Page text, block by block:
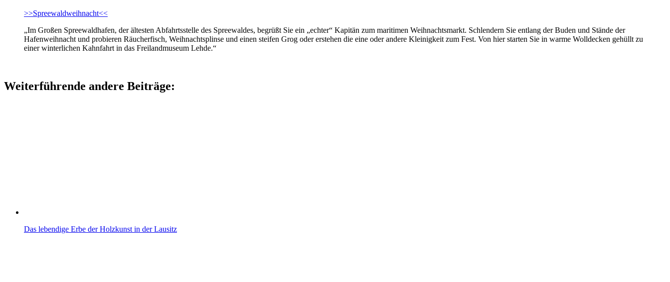
>>Spreewaldweihnacht<<
„Im Großen Spreewaldhafen, der ältesten Abfahrtsstelle des Spreewaldes, begrüßt Sie ein „echter“ Kapitän zum maritimen Weihnachtsmarkt. Schlendern Sie entlang der Buden und Stände der
Hafenweihnacht und probieren Räucherfisch, Weihnachtsplinse und einen steifen Grog oder erstehen die eine oder andere Kleinigkeit zum Fest. Von hier starten Sie in warme Wolldecken gehüllt zu
einer winterlichen Kahnfahrt in das Freilandmuseum Lehde.“
Weiterführende andere Beiträge:
Das lebendige Erbe der Holzkunst in der Lausitz